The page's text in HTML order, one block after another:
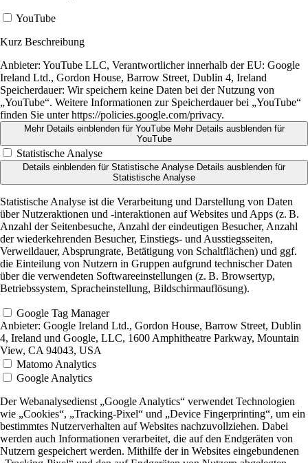
YouTube
Kurz Beschreibung
Anbieter: YouTube LLC, Verantwortlicher innerhalb der EU: Google
Ireland Ltd., Gordon House, Barrow Street, Dublin 4, Ireland
Speicherdauer: Wir speichern keine Daten bei der Nutzung von
„YouTube“. Weitere Informationen zur Speicherdauer bei „YouTube“
finden Sie unter https://policies.google.com/privacy.
Mehr Details einblendenfür YouTube Mehr Details ausblendenfür
YouTube
Statistische Analyse
Details einblenden für Statistische Analyse Details ausblenden für
Statistische Analyse
Statistische Analyse ist die Verarbeitung und Darstellung von Daten
über Nutzeraktionen und -interaktionen auf Websites und Apps (z. B.
Anzahl der Seitenbesuche, Anzahl der eindeutigen Besucher, Anzahl
der wiederkehrenden Besucher, Einstiegs- und Ausstiegsseiten,
Verweildauer, Absprungrate, Betätigung von Schaltflächen) und ggf.
die Einteilung von Nutzern in Gruppen aufgrund technischer Daten
über die verwendeten Softwareeinstellungen (z. B. Browsertyp,
Betriebssystem, Spracheinstellung, Bildschirmauflösung).
Google Tag Manager
Anbieter: Google Ireland Ltd., Gordon House, Barrow Street, Dublin
4, Ireland und Google, LLC, 1600 Amphitheatre Parkway, Mountain
View, CA 94043, USA
Matomo Analytics
Google Analytics
Der Webanalysedienst „Google Analytics“ verwendet Technologien
wie „Cookies“, „Tracking-Pixel“ und „Device Fingerprinting“, um ein
bestimmtes Nutzerverhalten auf Websites nachzuvollziehen. Dabei
werden auch Informationen verarbeitet, die auf den Endgeräten von
Nutzern gespeichert werden. Mithilfe der in Websites eingebundenen